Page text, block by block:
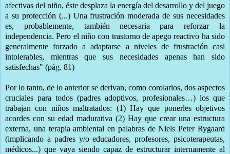
afectivas del niño, éste desplaza la energía del desarrollo y del juego
a su protección (...) Una frustración moderada de sus necesidades
es, probablemente, también necesaria para reforzar la
independencia. Pero el niño con trastorno de apego reactivo ha sido
generalmente forzado a adaptarse a niveles de frustración casi
intolerables, mientras que sus necesidades apenas han sido
satisfechas" (pág. 81)
Por lo tanto, de lo anterior se derivan, como corolarios, dos aspectos
cruciales para todos (padres adoptivos, profesionales…) los que
trabajan con niños maltratados: (1) Hay que ponerles objetivos
acordes con su edad madurativa (2) Hay que crear una estructura
externa, una terapia ambiental en palabras de Niels Peter Rygaard
(implicando a padres y/o educadores, profesores, psicoterapeutas,
médicos...) que vaya siendo capaz de estructurar internamente al